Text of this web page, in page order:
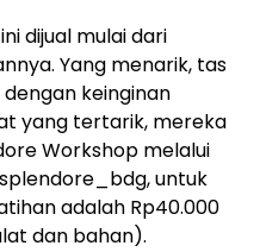
dijual mulai dari
Yang menarik, tas
keinginan
yang tertarik, mereka
Workshop melalui
untuk
adalah Rp40.000
dan bahan).